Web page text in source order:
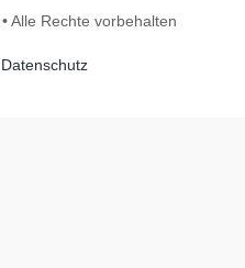
• Alle Rechte vorbehalten
Datenschutz